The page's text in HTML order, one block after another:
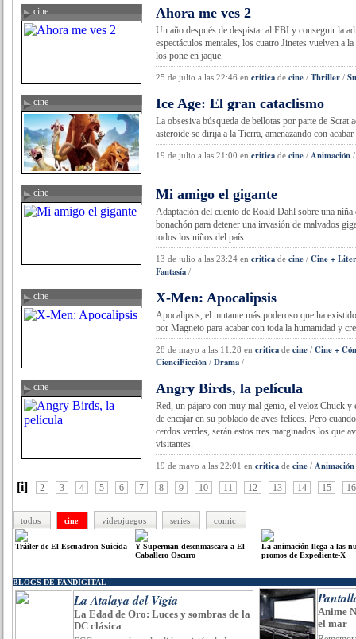
cine Ahora me ves 2
Un año después de despistar al FBI y conseguir la
espectáculos mentales, los cuatro Jinetes vuelven a
los pone en jaque.
25 de julio a las 22:46 en critica de cine / Thriller /
cine Ice Age: El gran cataclismo
La obsesiva búsqueda de bellotas por parte de Scrat
asteroide se dirija a la Tierra, amenazando con
19 de julio a las 21:00 en critica de cine / Animación
cine Mi amigo el gigante
Adaptación del cuento de Roald Dahl sobre una
bonachón para detener una invasión de malvados
todos los niños del país.
13 de julio a las 23:24 en critica de cine / Cine +
Fantasía /
cine X-Men: Apocalipsis
Apocalipsis, el mutante más poderoso que ha
por Magneto para acabar con toda la humanidad y
28 de mayo a las 11:28 en critica de cine / Cine +
CienciFicción / Drama /
cine Angry Birds, la película
Red, un pájaro con muy mal genio, el veloz Chuck
de encajar en su poblado de aves felices. Pero
cerdos verdes, serán estos tres marginados los que
visitantes.
19 de mayo a las 22:01 en critica de cine / Animación
[i] 2 3 4 5 6 7 8 9 10 11 12 13 14 15 16
todos cine videojuegos series comic
Tráiler de El Escuadron Suicida
Y Superman desenmascara a El
Caballero Oscuro
La animación llega a las
promos de Expediente-X
BLOGS DE FANDIGITAL
La Atalaya del Vigía
La Edad de Oro: Luces y sombras de la
DC clásica
Anime
el mar